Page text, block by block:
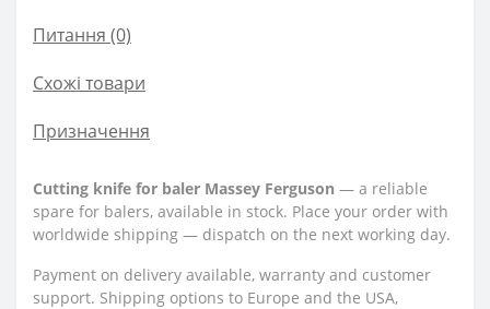
Питання (0)
Схожі товари
Призначення
Cutting knife for baler Massey Ferguson — a reliable
spare for balers, available in stock. Place your order with
worldwide shipping — dispatch on the next working day.
Payment on delivery available, warranty and customer
support. Shipping options to Europe and the USA,